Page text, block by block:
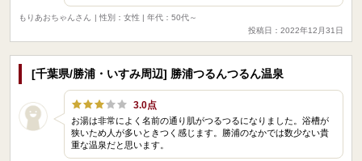
もりあおちゃんさん
| 性別：女性 | 年代：50代～
投稿日：2022年12月31日
[千葉県/勝浦・いすみ周辺] 勝浦つるんつるん温泉
3.0点
お湯は非常によく名前の通り肌がつるつるになりました。浴槽が
狭いため人が多いときつく感じます。勝浦のなかでは数少ない貴
重な温泉だと思います。